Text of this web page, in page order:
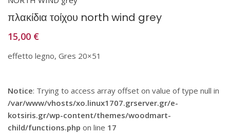
πλακίδια τοίχου north wind grey
15,00 €
effetto legno, Gres 20×51
Notice: Trying to access array offset on value of type null in
/var/www/vhosts/xo.linux1707.grserver.gr/e-
kotsiris.gr/wp-content/themes/woodmart-
child/functions.php on line 17